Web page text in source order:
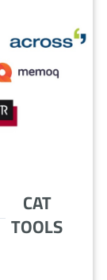
CAT
TOOLS